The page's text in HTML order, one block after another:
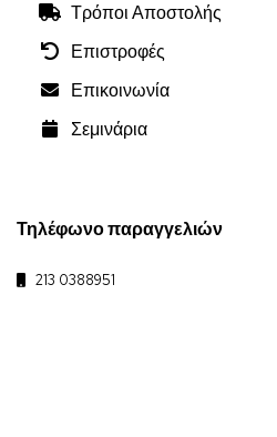
Τρόποι Αποστολής
Επιστροφές
Επικοινωνία
Σεμινάρια
Τηλέφωνο παραγγελιών
213 0388951